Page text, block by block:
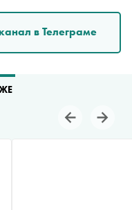
в Телеграме